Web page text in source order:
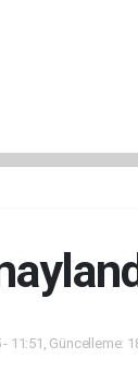
- 11:51, Güncelleme: